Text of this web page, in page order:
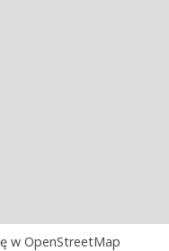
w OpenStreetMap